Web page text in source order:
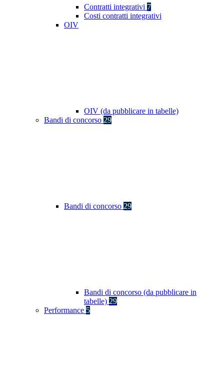
Contratti integrativi 7
Costi contratti integrativi
OIV
OIV (da pubblicare in tabelle)
Bandi di concorso 29
Bandi di concorso 29
Bandi di concorso (da pubblicare in
tabelle) 29
Performance 5